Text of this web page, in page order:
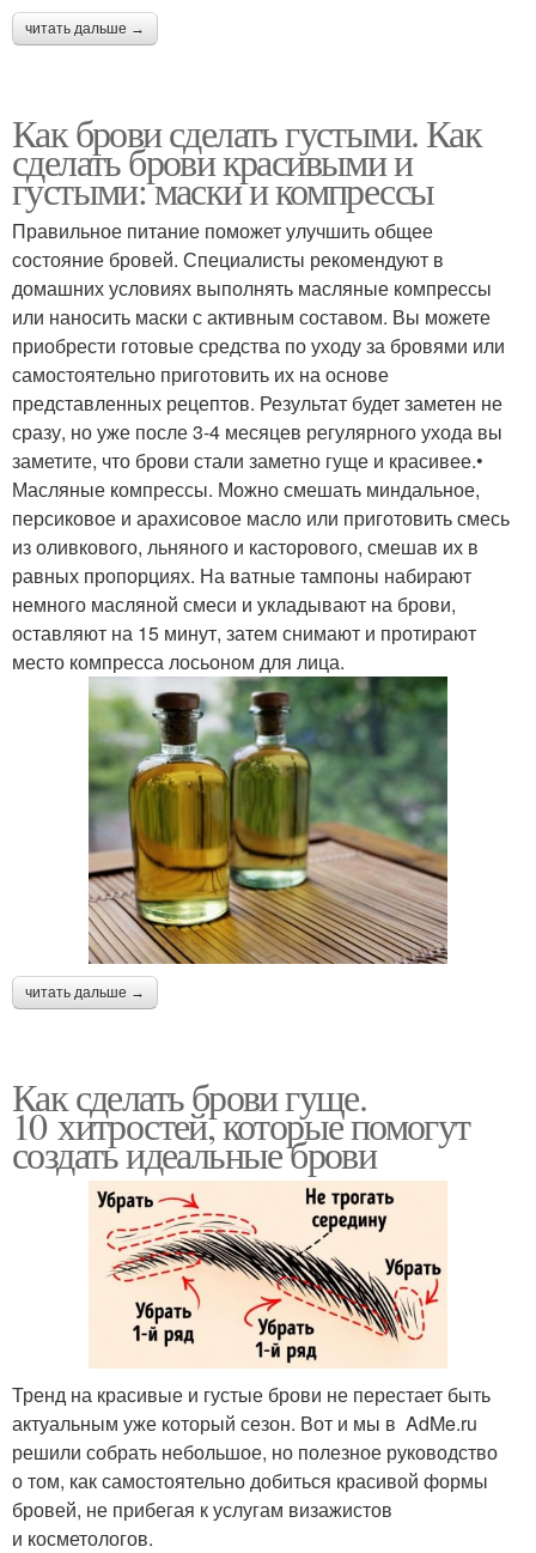
читать дальше →
Как брови сделать густыми. Как
сделать брови красивыми и
густыми: маски и компрессы
Правильное питание поможет улучшить общее
состояние бровей. Специалисты рекомендуют в
домашних условиях выполнять масляные компрессы
или наносить маски с активным составом. Вы можете
приобрести готовые средства по уходу за бровями или
самостоятельно приготовить их на основе
представленных рецептов. Результат будет заметен не
сразу, но уже после 3-4 месяцев регулярного ухода вы
заметите, что брови стали заметно гуще и красивее.•
Масляные компрессы. Можно смешать миндальное,
персиковое и арахисовое масло или приготовить смесь
из оливкового, льняного и касторового, смешав их в
равных пропорциях. На ватные тампоны набирают
немного масляной смеси и укладывают на брови,
оставляют на 15 минут, затем снимают и протирают
место компресса лосьоном для лица.
читать дальше →
Как сделать брови гуще.
10 хитростей, которые помогут
создать идеальные брови
Тренд на красивые и густые брови не перестает быть
актуальным уже который сезон. Вот и мы в AdMe.ru
решили собрать небольшое, но полезное руководство
о том, как самостоятельно добиться красивой формы
бровей, не прибегая к услугам визажистов
и косметологов.